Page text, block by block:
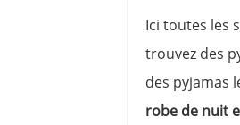
Ici toutes les
trouvez des
des pyjamas
robe de nuit